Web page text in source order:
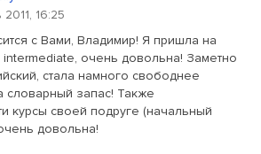
16:25
с Вами, Владимир! Я пришла на
intermediate, очень довольна! Заметно
стала намного свободнее
словарный запас! Также
курсы своей подруге (начальный
довольна!